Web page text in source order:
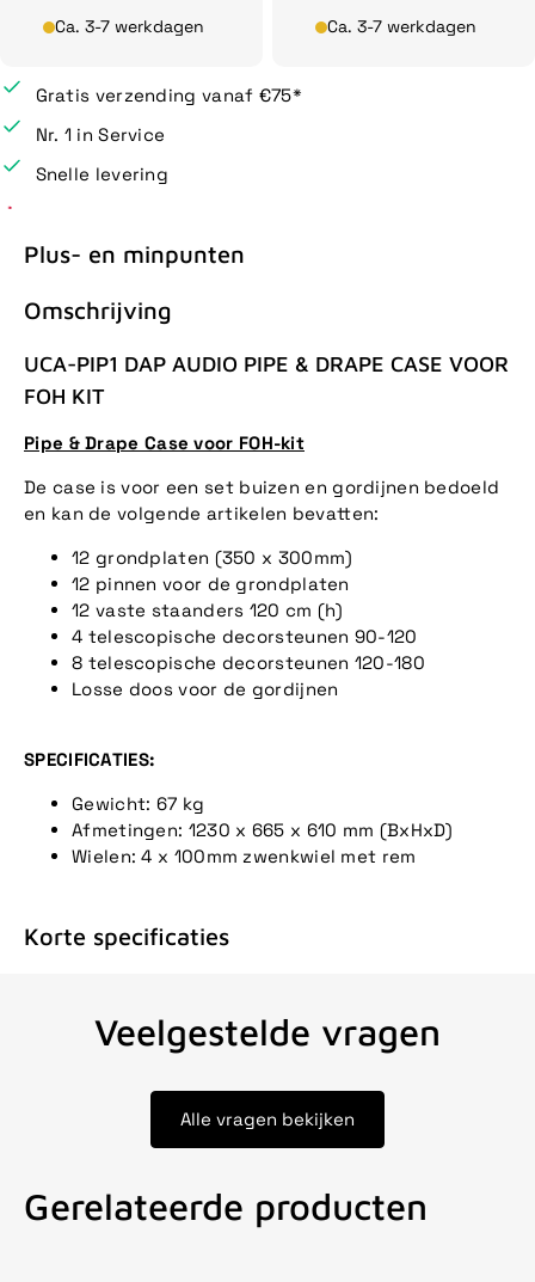
Ca. 3-7 werkdagen Ca. 3-7 werkdagen
Gratis verzending vanaf €75*
Nr. 1 in Service
Snelle levering
Plus- en minpunten
Omschrijving
UCA-PIP1 DAP AUDIO PIPE & DRAPE CASE VOOR
FOH KIT
Pipe & Drape Case voor FOH-kit
De case is voor een set buizen en gordijnen bedoeld
en kan de volgende artikelen bevatten:
12 grondplaten (350 x 300mm)
12 pinnen voor de grondplaten
12 vaste staanders 120 cm (h)
4 telescopische decorsteunen 90-120
8 telescopische decorsteunen 120-180
Losse doos voor de gordijnen
SPECIFICATIES:
Gewicht: 67 kg
Afmetingen: 1230 x 665 x 610 mm (BxHxD)
Wielen: 4 x 100mm zwenkwiel met rem
Korte specificaties
Veelgestelde vragen
Alle vragen bekijken
Gerelateerde producten